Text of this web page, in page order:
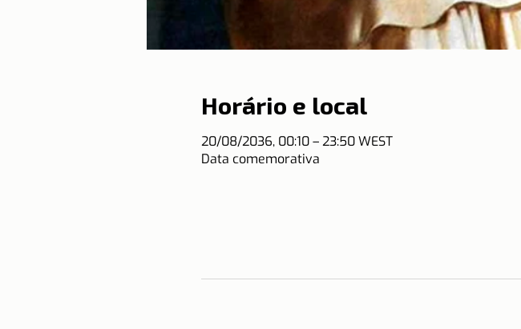
Horário e local
20/08/2036, 00:10 – 23:50 WEST
Data comemorativa